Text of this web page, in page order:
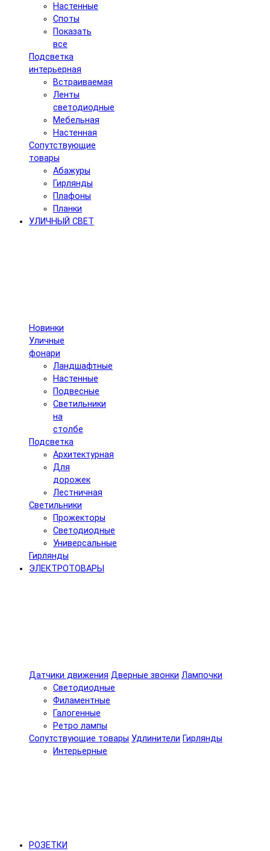
Настенные
Споты
Показать
все
Подсветка
интерьерная
Встраиваемая
Ленты
светодиодные
Мебельная
Настенная
Сопутствующие
товары
Абажуры
Гирлянды
Плафоны
Планки
УЛИЧНЫЙ СВЕТ
Новинки
Уличные
фонари
Ландшафтные
Настенные
Подвесные
Светильники
на
столбе
Подсветка
Архитектурная
Для
дорожек
Лестничная
Светильники
Прожекторы
Светодиодные
Универсальные
Гирлянды
ЭЛЕКТРОТОВАРЫ
Датчики движения Дверные звонки Лампочки
Светодиодные
Филаментные
Галогенные
Ретро лампы
Сопутствующие товары Удлинители Гирлянды
Интерьерные
РОЗЕТКИ